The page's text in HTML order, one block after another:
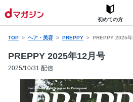
初めての方
TOP ヘア・美容 PREPPY PREPPY 2025
PREPPY 2025年12月号
2025/10/31 配信